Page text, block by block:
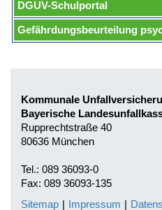
DGUV-Schulportal
Gefährdungsbeurteilung
Kommunale
Bayerische
Rupprechtstraße 40
80636 München
Tel.: 089 36093-0
Fax: 089 36093-135
Sitemap | Impressum |